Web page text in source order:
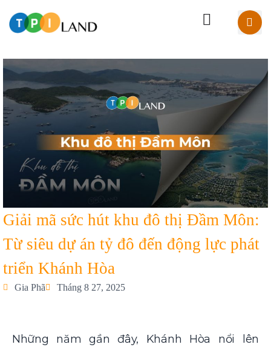
Giải mã sức hút khu đô thị Đầm Môn:
Từ siêu dự án tỷ đô đến động lực phát
triển Khánh Hòa
Gia Phã Tháng 8 27, 2025
Những năm gần đây, Khánh Hòa nổi lên